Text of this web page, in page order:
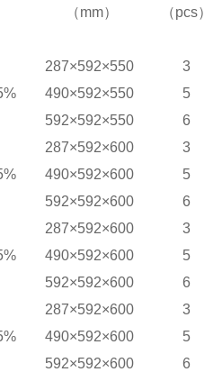
（mm）
（pcs）
287×592×550 3
490×592×550
5
592×592×550
6
287×592×600 3
490×592×600
5
592×592×600
6
287×592×600 3
490×592×600
5
592×592×600
6
287×592×600 3
490×592×600
5
592×592×600
6